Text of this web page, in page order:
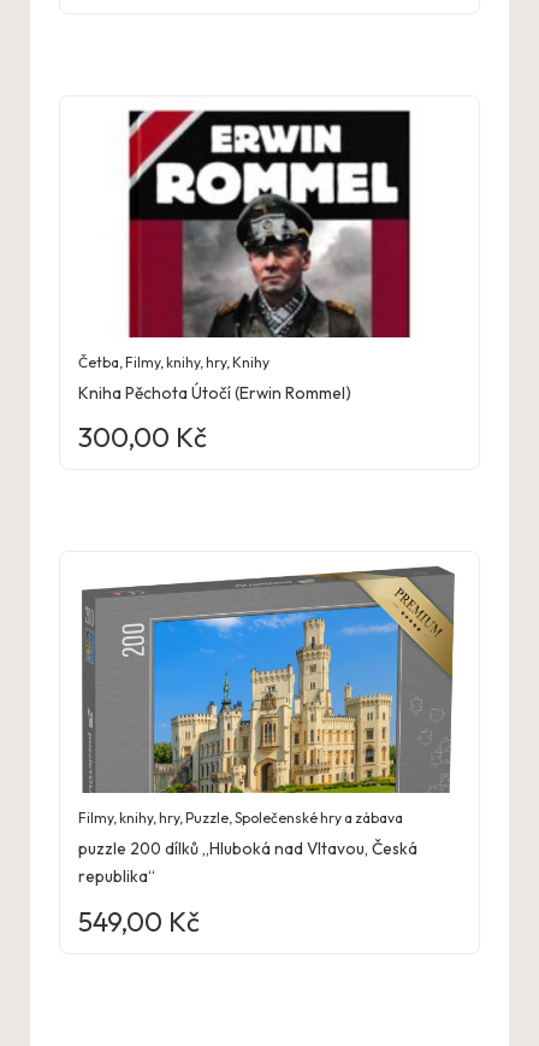
Četba ,Filmy, knihy, hry,Knihy
Kniha Pěchota Útočí (Erwin Rommel)
300,00 Kč
Filmy, knihy, hry,Puzzle ,Společenské hry a zábava
puzzle 200 dílků „Hluboká nad Vltavou, Česká
republika“
549,00 Kč